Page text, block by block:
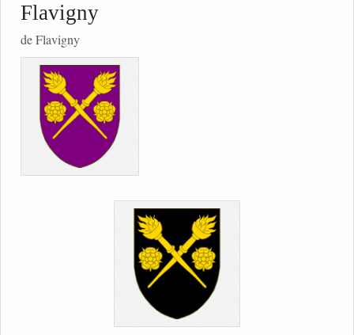
Flavigny
de Flavigny